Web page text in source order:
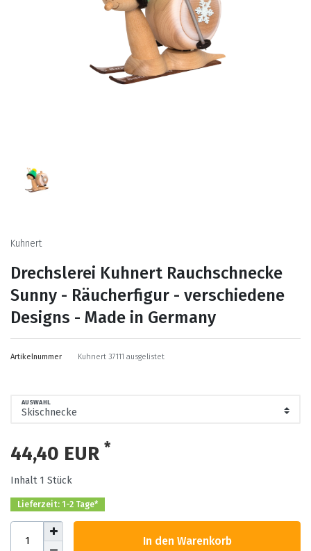
Kuhnert
Drechslerei Kuhnert Rauchschnecke
Sunny - Räucherfigur - verschiedene
Designs - Made in Germany
Artikelnummer Kuhnert 37111 ausgelistet
AUSWAHL
44,40 EUR *
Inhalt 1 Stück
Lieferzeit: 1-2 Tage*
In den Warenkorb